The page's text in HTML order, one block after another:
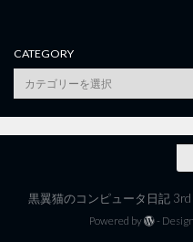
CATEGORY
category
黒翼猫のコンピュータ日記
Powered by -